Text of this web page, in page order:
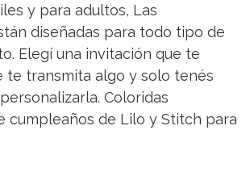
y para adultos, Las
diseñadas para todo tipo de
Elegí una invitación que te
te transmita algo y solo tenés
Coloridas
cumpleaños de Lilo y Stitch para